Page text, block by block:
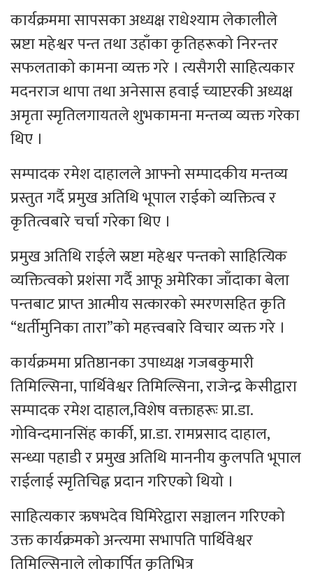
कार्यक्रममा सापसका अध्यक्ष राधेश्याम लेकालीले
स्रष्टा महेश्वर पन्त तथा उहाँका कृतिहरूको निरन्तर
सफलताको कामना व्यक्त गरे । त्यसैगरी साहित्यकार
मदनराज थापा तथा अनेसास हवाई च्याप्टरकी अध्यक्ष
अमृता स्मृतिलगायतले शुभकामना मन्तव्य व्यक्त गरेका
थिए ।
सम्पादक रमेश दाहालले आफ्नो सम्पादकीय मन्तव्य
प्रस्तुत गर्दै प्रमुख अतिथि भूपाल राईको व्यक्तित्व र
कृतित्वबारे चर्चा गरेका थिए ।
प्रमुख अतिथि राईले स्रष्टा महेश्वर पन्तको साहित्यिक
व्यक्तित्वको प्रशंसा गर्दै आफू अमेरिका जाँदाका बेला
पन्तबाट प्राप्त आत्मीय सत्कारको स्मरणसहित कृति
“धर्तीमुनिका तारा”को महत्त्वबारे विचार व्यक्त गरे ।
कार्यक्रममा प्रतिष्ठानका उपाध्यक्ष गजबकुमारी
तिमिल्सिना, पार्थिवेश्वर तिमिल्सिना, राजेन्द्र केसीद्वारा
सम्पादक रमेश दाहाल,विशेष वक्ताहरूः प्रा.डा.
गोविन्दमानसिंह कार्की, प्रा.डा. रामप्रसाद दाहाल,
सन्ध्या पहाडी र प्रमुख अतिथि माननीय कुलपति भूपाल
राईलाई स्मृतिचिह्न प्रदान गरिएको थियो ।
साहित्यकार ऋषभदेव घिमिरेद्वारा सञ्चालन गरिएको
उक्त कार्यक्रमको अन्त्यमा सभापति पार्थिवेश्वर
तिमिल्सिनाले लोकार्पित कृतिभित्र